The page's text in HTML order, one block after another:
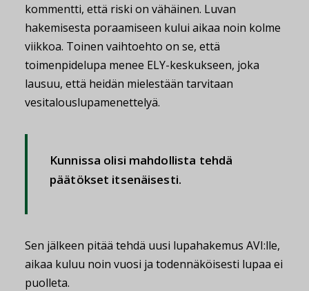
kommentti, että riski on vähäinen. Luvan
hakemisesta poraamiseen kului aikaa noin kolme
viikkoa. Toinen vaihtoehto on se, että
toimenpidelupa menee ELY-keskukseen, joka
lausuu, että heidän mielestään tarvitaan
vesitalouslupamenettelyä.
Kunnissa olisi mahdollista tehdä
päätökset itsenäisesti.
Sen jälkeen pitää tehdä uusi lupahakemus AVI:lle,
aikaa kuluu noin vuosi ja todennäköisesti lupaa ei
puolleta.